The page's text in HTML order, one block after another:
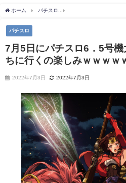
ホーム パチスロ
パチスロ
7月5日にパチスロ6．5号
ちに行くの楽しみｗｗｗｗ
2022年7月3日 2022年7月3日